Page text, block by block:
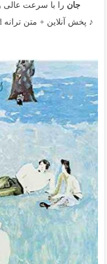
جان را با سرعت عالی و